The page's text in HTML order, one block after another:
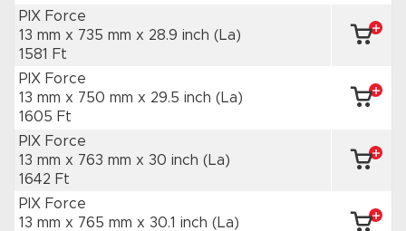
PIX Force
13 mm x 735 mm x 28.9 inch (La)
1581 Ft
PIX Force
13 mm x 750 mm x 29.5 inch (La)
1605 Ft
PIX Force
13 mm x 763 mm x 30 inch (La)
1642 Ft
PIX Force
13 mm x 765 mm x 30.1 inch (La)